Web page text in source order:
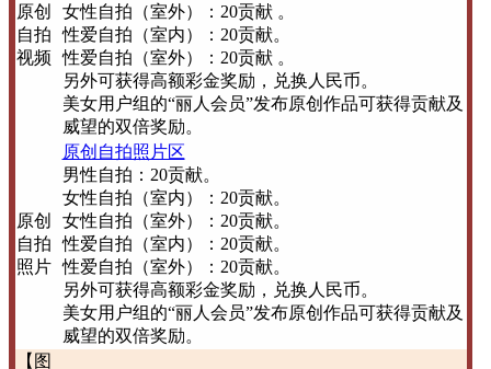
原创
自拍
视频
女性自拍（室外）：20贡献 。
性爱自拍（室内）：20贡献。
性爱自拍（室外）：20贡献 。
另外可获得高额彩金奖励，兑换人民币。
美女用户组的“丽人会员”发布原创作品可获得贡献及
威望的双倍奖励。
原创
自拍
照片
原创自拍照片区
男性自拍：20贡献。
女性自拍（室内）：20贡献。
女性自拍（室外）：20贡献。
性爱自拍（室内）：20贡献。
性爱自拍（室外）：20贡献。
另外可获得高额彩金奖励，兑换人民币。
美女用户组的“丽人会员”发布原创作品可获得贡献及
威望的双倍奖励。
【图